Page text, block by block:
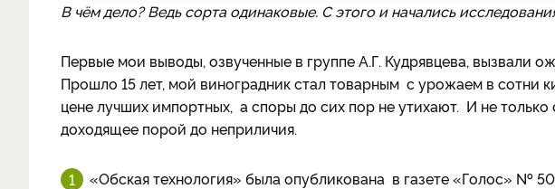
В чём дело? Ведь сорта одинаковые. С этого и начались
Первые мои выводы, озвученные в группе А.Г. Кудрявцева, вызвали
Прошло 15 лет, мой виноградник стал товарным с урожаем в сотни
цене лучших импортных, а споры до сих пор не утихают. И не
доходящее порой до неприличия.
«Обская технология» была опубликована в газете «Голос» №